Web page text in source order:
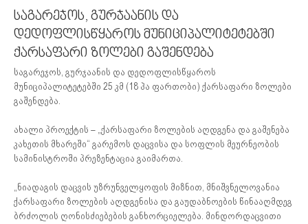
საგარეჯოს, გურჯაანის და
დედოფლისწყაროს მუნიციპალიტეტებში
ქარსაფარი ზოლები გაშენდება
საგარეჯოს, გურჯაანის და დედოფლისწყაროს
მუნიციპალიტეტებში 25 კმ (18 ჰა ფართობი) ქარსაფარი ზოლები
გაშენდება.
ახალი პროექტის – „ქარსაფარი ზოლების აღდგენა და გაშენება
კახეთის მხარეში“ გარემოს დაცვისა და სოფლის მეურნეობის
სამინისტროში პრეზენტაცია გაიმართა.
„ნიადაგის დაცვის უზრუნველყოფის მიზნით, მნიშვნელოვანია
ქარსაფარი ზოლების აღდგენისა და გაუდაბნოების წინააღმდეგ
ბრძოლის ღონისძიებების განხორციელება. მინდორდაცვითი